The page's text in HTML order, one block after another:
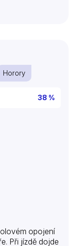
byl
se v Tribeči
mnoha z nich
spolu se
Horory
38 %
opojení
Při jízdě dojde